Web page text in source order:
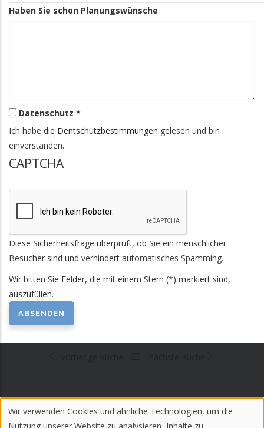
Haben Sie schon Planungswünsche
Datenschutz *
Ich habe die Dentschutzbestimmungen gelesen und bin
einverstanden.
CAPTCHA
Diese Sicherheitsfrage überprüft, ob Sie ein menschlicher
Besucher sind und verhindert automatisches Spamming.
Wir bitten Sie Felder, die mit einem Stern (*) markiert sind,
auszufüllen.
Impressum
Wir verwenden Cookies und ähnliche Technologien, um die